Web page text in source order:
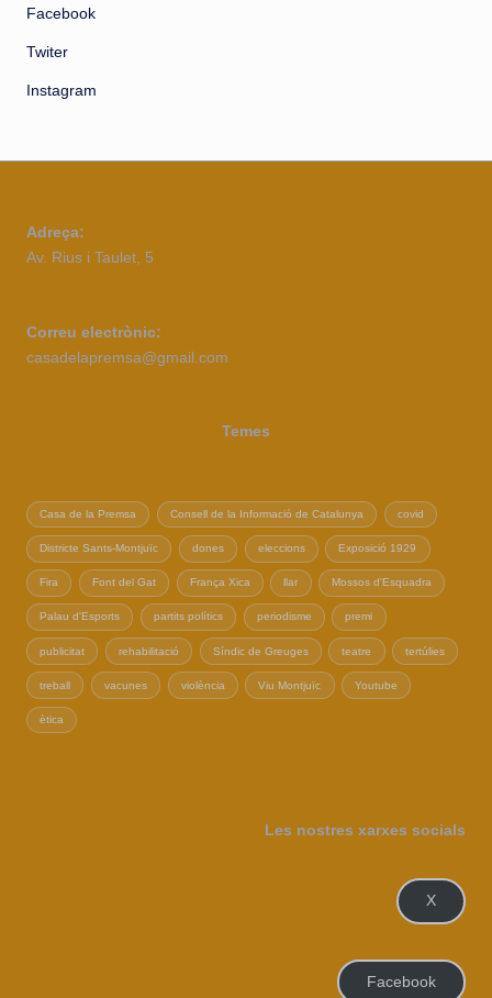
Facebook
Twiter
Instagram
Adreça:
Av. Rius i Taulet, 5
Correu electrònic:
casadelapremsa@gmail.com
Temes
Casa de la Premsa Consell de la Informació de Catalunya covid
Districte Sants-Montjuïc dones eleccions Exposició 1929
Fira Font del Gat França Xica llar Mossos d'Esquadra
Palau d'Esports partits polítics periodisme premi
publicitat rehabilitació Síndic de Greuges teatre tertúlies
treball vacunes violència Viu Montjuïc Youtube
ètica
Les nostres xarxes socials
X
Facebook